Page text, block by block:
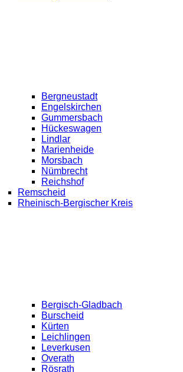
Bergneustadt
Engelskirchen
Gummersbach
Hückeswagen
Lindlar
Marienheide
Morsbach
Nümbrecht
Reichshof
Remscheid
Rheinisch-Bergischer Kreis
Bergisch-Gladbach
Burscheid
Kürten
Leichlingen
Leverkusen
Overath
Rösrath